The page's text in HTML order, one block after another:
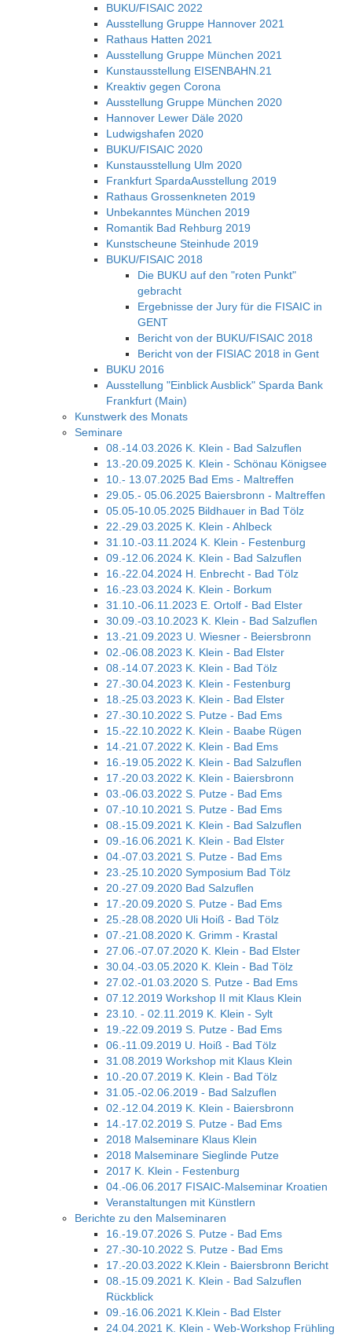
BUKU/FISAIC 2022
Ausstellung Gruppe Hannover 2021
Rathaus Hatten 2021
Ausstellung Gruppe München 2021
Kunstausstellung EISENBAHN.21
Kreaktiv gegen Corona
Ausstellung Gruppe München 2020
Hannover Lewer Däle 2020
Ludwigshafen 2020
BUKU/FISAIC 2020
Kunstausstellung Ulm 2020
Frankfurt SpardaAusstellung 2019
Rathaus Grossenkneten 2019
Unbekanntes München 2019
Romantik Bad Rehburg 2019
Kunstscheune Steinhude 2019
BUKU/FISAIC 2018
Die BUKU auf den "roten Punkt"
gebracht
Ergebnisse der Jury für die FISAIC in
GENT
Bericht von der BUKU/FISAIC 2018
Bericht von der FISIAC 2018 in Gent
BUKU 2016
Ausstellung "Einblick Ausblick" Sparda Bank
Frankfurt (Main)
Kunstwerk des Monats
Seminare
08.-14.03.2026 K. Klein - Bad Salzuflen
13.-20.09.2025 K. Klein - Schönau Königsee
10.- 13.07.2025 Bad Ems - Maltreffen
29.05.- 05.06.2025 Baiersbronn - Maltreffen
05.05-10.05.2025 Bildhauer in Bad Tölz
22.-29.03.2025 K. Klein - Ahlbeck
31.10.-03.11.2024 K. Klein - Festenburg
09.-12.06.2024 K. Klein - Bad Salzuflen
16.-22.04.2024 H. Enbrecht - Bad Tölz
16.-23.03.2024 K. Klein - Borkum
31.10.-06.11.2023 E. Ortolf - Bad Elster
30.09.-03.10.2023 K. Klein - Bad Salzuflen
13.-21.09.2023 U. Wiesner - Beiersbronn
02.-06.08.2023 K. Klein - Bad Elster
08.-14.07.2023 K. Klein - Bad Tölz
27.-30.04.2023 K. Klein - Festenburg
18.-25.03.2023 K. Klein - Bad Elster
27.-30.10.2022 S. Putze - Bad Ems
15.-22.10.2022 K. Klein - Baabe Rügen
14.-21.07.2022 K. Klein - Bad Ems
16.-19.05.2022 K. Klein - Bad Salzuflen
17.-20.03.2022 K. Klein - Baiersbronn
03.-06.03.2022 S. Putze - Bad Ems
07.-10.10.2021 S. Putze - Bad Ems
08.-15.09.2021 K. Klein - Bad Salzuflen
09.-16.06.2021 K. Klein - Bad Elster
04.-07.03.2021 S. Putze - Bad Ems
23.-25.10.2020 Symposium Bad Tölz
20.-27.09.2020 Bad Salzuflen
17.-20.09.2020 S. Putze - Bad Ems
25.-28.08.2020 Uli Hoiß - Bad Tölz
07.-21.08.2020 K. Grimm - Krastal
27.06.-07.07.2020 K. Klein - Bad Elster
30.04.-03.05.2020 K. Klein - Bad Tölz
27.02.-01.03.2020 S. Putze - Bad Ems
07.12.2019 Workshop II mit Klaus Klein
23.10. - 02.11.2019 K. Klein - Sylt
19.-22.09.2019 S. Putze - Bad Ems
06.-11.09.2019 U. Hoiß - Bad Tölz
31.08.2019 Workshop mit Klaus Klein
10.-20.07.2019 K. Klein - Bad Tölz
31.05.-02.06.2019 - Bad Salzuflen
02.-12.04.2019 K. Klein - Baiersbronn
14.-17.02.2019 S. Putze - Bad Ems
2018 Malseminare Klaus Klein
2018 Malseminare Sieglinde Putze
2017 K. Klein - Festenburg
04.-06.06.2017 FISAIC-Malseminar Kroatien
Veranstaltungen mit Künstlern
Berichte zu den Malseminaren
16.-19.07.2026 S. Putze - Bad Ems
27.-30-10.2022 S. Putze - Bad Ems
17.-20.03.2022 K.Klein - Baiersbronn Bericht
08.-15.09.2021 K. Klein - Bad Salzuflen
Rückblick
09.-16.06.2021 K.Klein - Bad Elster
24.04.2021 K. Klein - Web-Workshop Frühling